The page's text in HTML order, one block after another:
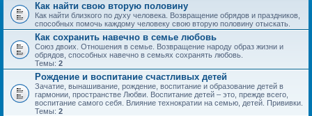
Как найти свою вторую половину
Как найти близкого по духу человека. Возвращение обрядов и праздников,
способных помочь каждому человеку свою вторую половину отыскать.
Как сохранить навечно в семье любовь
Союз двоих. Отношения в семье. Возвращение народу образ жизни и
обрядов, способных навечно в семьях сохранять любовь.
Темы: 2
Рождение и воспитание счастливых детей
Зачатие, вынашивание, рождение, воспитание и образование детей в
гармонии, пространстве Любви. Воспитание детей – это, прежде всего,
воспитание самого себя. Влияние технократии на семью, детей. Прививки.
Темы: 2